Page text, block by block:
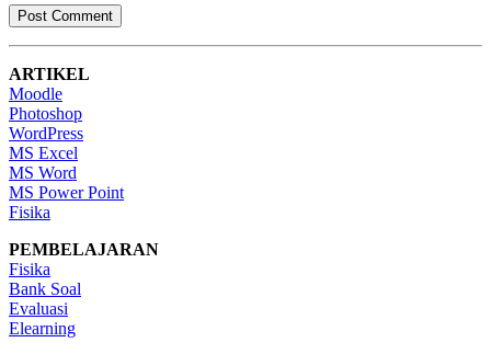
ARTIKEL
Moodle
Photoshop
WordPress
MS Excel
MS Word
MS Power Point
Fisika
PEMBELAJARAN
Fisika
Bank Soal
Evaluasi
Elearning